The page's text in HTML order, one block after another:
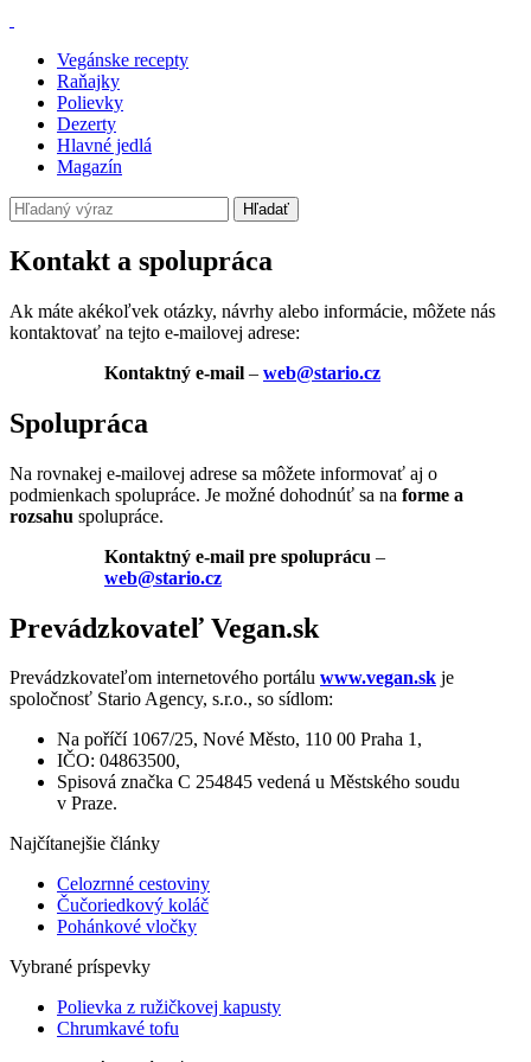
Vegánske recepty
Raňajky
Polievky
Dezerty
Hlavné jedlá
Magazín
Hľadať
Kontakt a spolupráca
Ak máte akékoľvek otázky, návrhy alebo informácie, môžete nás
kontaktovať na tejto e-mailovej adrese:
Kontaktný e-mail – web@stario.cz
Spolupráca
Na rovnakej e-mailovej adrese sa môžete informovať aj o
podmienkach spolupráce. Je možné dohodnúť sa na forme a
rozsahu spolupráce.
Kontaktný e-mail pre spoluprácu –
web@stario.cz
Prevádzkovateľ Vegan.sk
Prevádzkovateľom internetového portálu www.vegan.sk je
spoločnosť Stario Agency, s.r.o., so sídlom:
Na poříčí 1067/25, Nové Město, 110 00 Praha 1,
IČO: 04863500,
Spisová značka C 254845 vedená u Městského soudu
v Praze.
Najčítanejšie články
Celozrnné cestoviny
Čučoriedkový koláč
Pohánkové vločky
Vybrané príspevky
Polievka z ružičkovej kapusty
Chrumkavé tofu